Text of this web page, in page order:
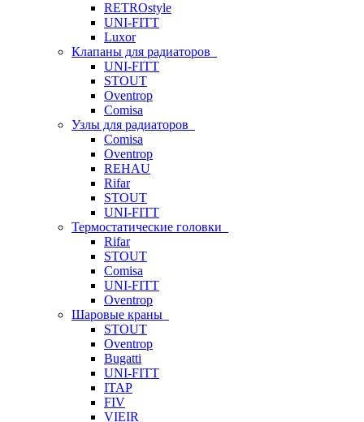
RETROstyle
UNI-FITT
Luxor
Клапаны для радиаторов
UNI-FITT
STOUT
Oventrop
Comisa
Узлы для радиаторов
Comisa
Oventrop
REHAU
Rifar
STOUT
UNI-FITT
Термостатические головки
Rifar
STOUT
Comisa
UNI-FITT
Oventrop
Шаровые краны
STOUT
Oventrop
Bugatti
UNI-FITT
ITAP
FIV
VIEIR